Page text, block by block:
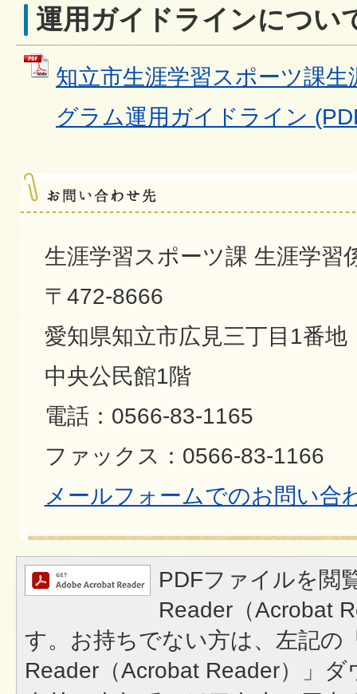
運用ガイドラインについ
知立市生涯学習スポーツ課
グラム運用ガイドライン
生涯学習スポーツ課 生涯学習
〒472-8666
愛知県知立市広見三丁目1番地
中央公民館1階
電話：0566-83-1165
ファックス：0566-83-1166
メールフォームでのお問い合
PDFファイルを閲
Reader（Acrobat
す。お持ちでない方は、左記の
Reader（Acrobat Reader）」